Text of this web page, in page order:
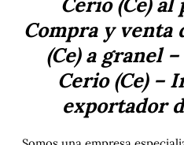
Compra y venta
(Ce) a granel
Cerio (Ce) –
exportador